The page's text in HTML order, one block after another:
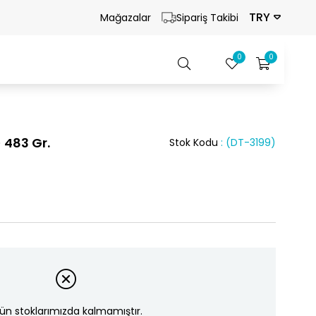
Mağazalar Sipariş Takibi TRY
0
0
Gr. (DT-3199)
Stok Kodu
stoklarımızda kalmamıştır.